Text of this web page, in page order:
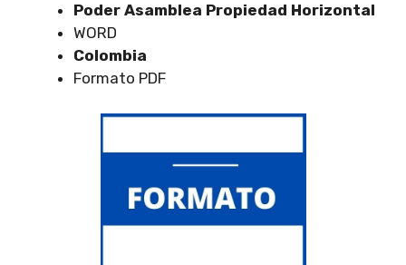
Poder Asamblea Propiedad Horizontal
WORD
Colombia
Formato PDF